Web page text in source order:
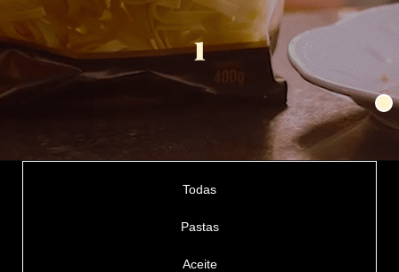
1
Todas
Pastas
Aceite